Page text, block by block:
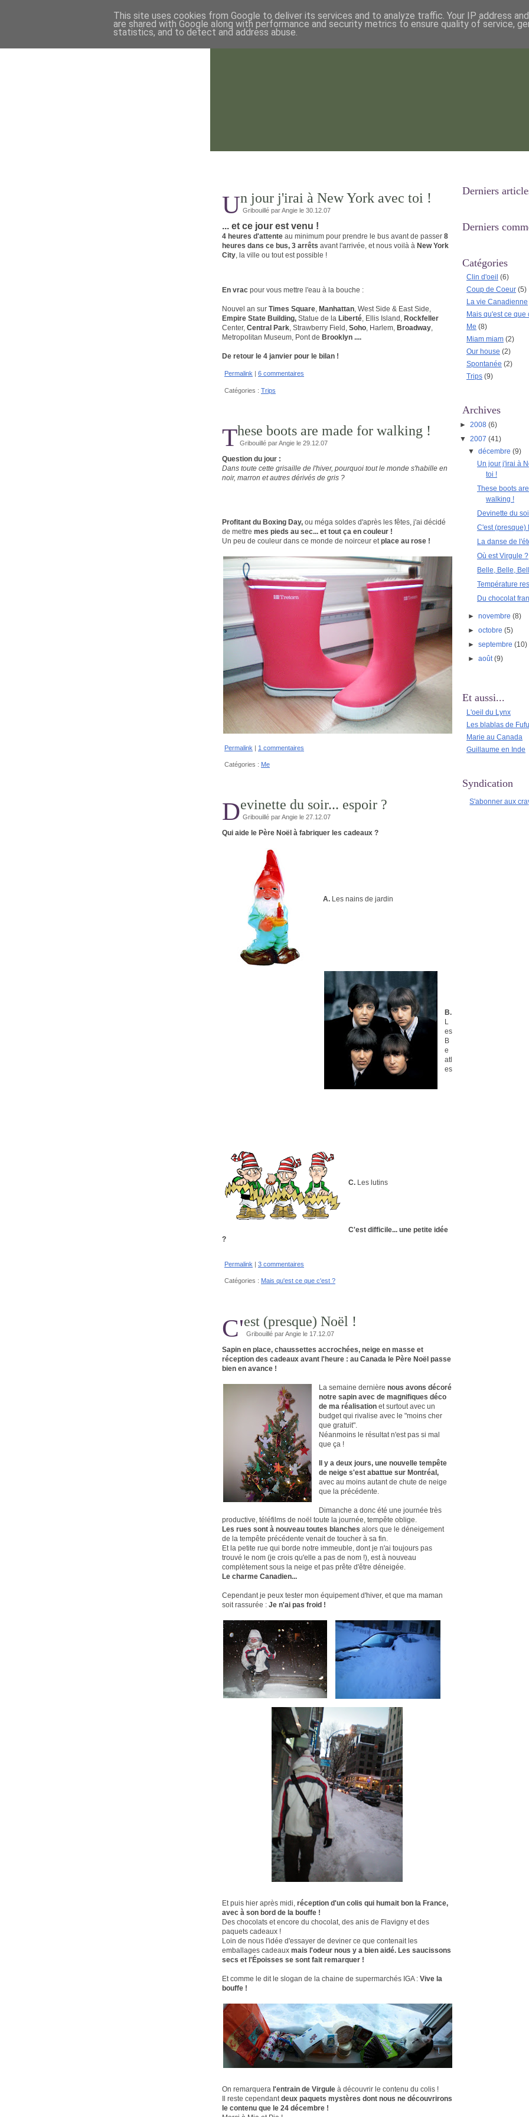
Un jour j'irai à New York avec toi !
Gribouillé par Angie le 30.12.07
... et ce jour est venu !
4 heures d'attente au minimum pour prendre le bus avant de passer 8
heures dans ce bus, 3 arrêts avant l'arrivée, et nous voilà à New York
City, la ville ou tout est possible !
En vrac pour vous mettre l'eau à la bouche :
Nouvel an sur Times Square, Manhattan, West Side & East Side,
Empire State Building, Statue de la Liberté, Ellis Island, Rockfeller
Center, Central Park, Strawberry Field, Soho, Harlem, Broadway,
Metropolitan Museum, Pont de Brooklyn ....
De retour le 4 janvier pour le bilan !
Permalink 6 commentaires
Catégories : Trips
These boots are made for walking !
Gribouillé par Angie le 29.12.07
Question du jour :
Dans toute cette grisaille de l'hiver, pourquoi tout le monde s'habille en
noir, marron et autres dérivés de gris ?
Profitant du Boxing Day, ou méga soldes d'après les fêtes, j'ai décidé
de mettre mes pieds au sec... et tout ça en couleur !
Un peu de couleur dans ce monde de noirceur etplace au rose !
Permalink | 1 commentaires
Catégories : Me
Devinette du soir... espoir ?
Gribouillé par Angie le 27.12.07
Qui aide le Père Noël à fabriquer les cadeaux ?
A. Les nains de jardin
B.
L
es
B
e
atl
es
C. Les lutins
C'est difficile... une petite idée
?
Permalink | 3 commentaires
Catégories : Mais qu'est ce que c'est ?
C'est (presque) Noël !
Gribouillé par Angie le 17.12.07
Sapin en place, chaussettes accrochées, neige en masse et
réception des cadeaux avant l'heure : au Canada le Père Noël passe
bien en avance !
La semaine dernière nous avons décoré
notre sapin avec de magnifiques déco
de ma réalisation et surtout avec un
budget qui rivalise avec le "moins cher
que gratuit".
Néanmoins le résultat n'est pas si mal
que ça !
Il y a deux jours, une nouvelle tempête
de neige s'est abattue sur Montréal,
avec au moins autant de chute de neige
que la précédente.
Dimanche a donc été une journée très
productive, téléfilms de noël toute la journée, tempête oblige.
Les rues sont à nouveau toutes blanches alors que le déneigement
de la tempête précédente venait de toucher à sa fin.
Et la petite rue qui borde notre immeuble, dont je n'ai toujours pas
trouvé le nom (je crois qu'elle a pas de nom !), est à nouveau
complètement sous la neige et pas prête d'être déneigée.
Le charme Canadien...
Cependant je peux tester mon équipement d'hiver, et que ma maman
soit rassurée : Je n'ai pas froid !
Et puis hier après midi, réception d'un colis qui humait bon la France,
avec à son bord de la bouffe !
Des chocolats et encore du chocolat, des anis de Flavigny et des
paquets cadeaux !
Loin de nous l'idée d'essayer de deviner ce que contenait les
emballages cadeaux mais l'odeur nous y a bien aidé. Les saucissons
secs et l'Époisses se sont fait remarquer !
Et comme le dit le slogan de la chaine de supermarchés IGA : Vive la
bouffe !
On remarquera l'entrain de Virgule à découvrir le contenu du colis !
Il reste cependant deux paquets mystères dont nous ne découvrirons
le contenu que le 24 décembre !
Derniers
Derniers
Catégories
Clin d'oeil (6)
Coup de Coeur (5)
La vie Canadienne
Mais qu'est ce que
Me (8)
Miam miam (2)
Our house (2)
Spontanée (2)
Trips (9)
Archives
► 2008 (6)
▼ 2007 (41)
▼décembre(9)
Un jour j'irai à
toi !
These boots
walking !
Devinette du
C'est (presque)
La danse de
Où est Virgule ?
Belle, Belle,
Température
Du chocolat
►novembre(8)
►octobre(5)
►septembre(10)
►août(9)
Et aussi...
L'oeil du Lynx
Les blablas de Fufu
Marie au Canada
Guillaume en Inde
Syndication
S'abonner aux
This site uses cookies from Google to deliver its services and to analyze traffic. Your IP address
are shared with Google along with performance and security metrics to ensure quality of service,
statistics, and to detect and address abuse.